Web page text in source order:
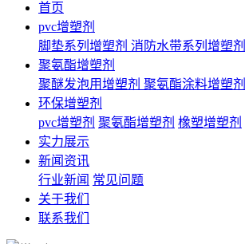
首页
pvc增塑剂
脚垫系列增塑剂 消防水带系列增塑剂
聚氨酯增塑剂
聚醚发泡用增塑剂 聚氨酯涂料增塑剂
环保增塑剂
pvc增塑剂 聚氨酯增塑剂 橡塑增塑剂
实力展示
新闻资讯
行业新闻 常见问题
关于我们
联系我们